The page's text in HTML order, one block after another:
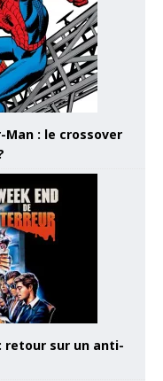
Man : le crossover
retour sur un anti-